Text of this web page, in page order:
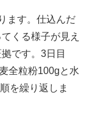
ます。仕込んだ
くる様子が見え
です。3日目
全粒粉100gと水
を繰り返しま